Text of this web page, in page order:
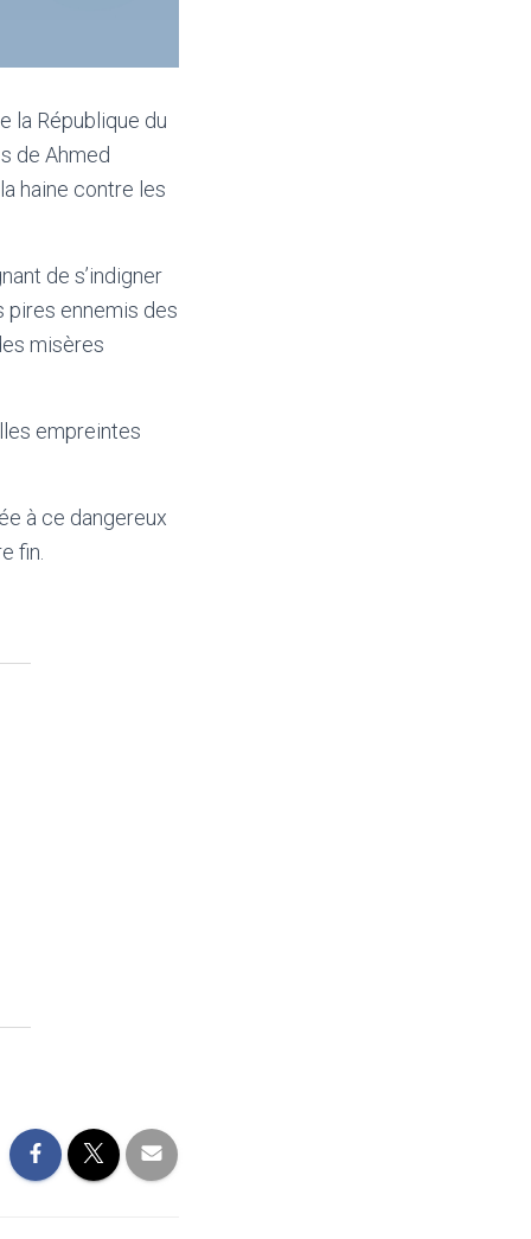
la République du
de Ahmed
haine contre les
de s’indigner
pires ennemis des
misères
empreintes
à ce dangereux
fin.